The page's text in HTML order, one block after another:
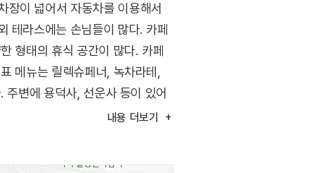
장이 넓어서 자동차를 이용해서
테라스에는 손님들이 많다. 카페
형태의 휴식 공간이 많다. 카페
메뉴는 릴렉슈페너, 녹차라테,
변에 용덕사, 선운사 등이 있어
내용 더보기